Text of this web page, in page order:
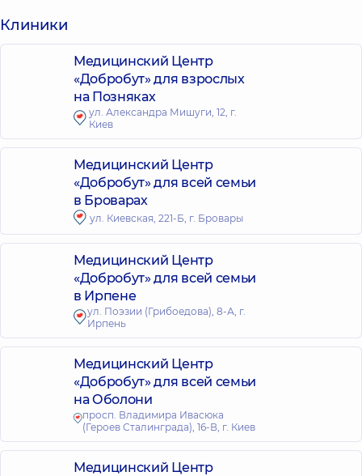
Клиники
Медицинский Центр
«Добробут» для взрослых
на Позняках
ул. Александра Мишуги, 12, г.
Киев
Медицинский Центр
«Добробут» для всей семьи
в Броварах
ул. Киевская, 221-Б, г. Бровары
Медицинский Центр
«Добробут» для всей семьи
в Ирпене
ул. Поэзии (Грибоедова), 8-А, г.
Ирпень
Медицинский Центр
«Добробут» для всей семьи
на Оболони
просп. Владимира Ивасюка
(Героев Сталинграда), 16-В, г. Киев
Медицинский Центр